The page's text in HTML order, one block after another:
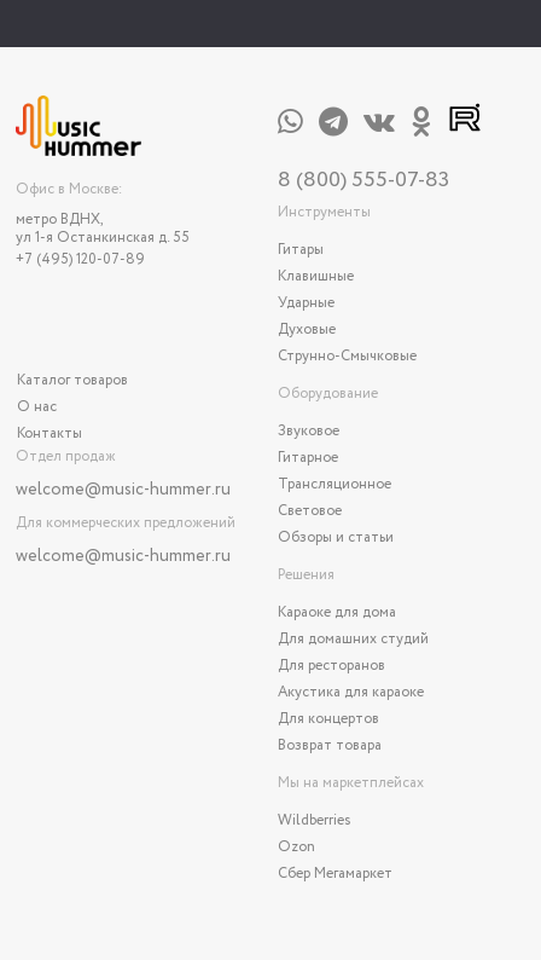
Офис в Москве:
метро ВДНХ,
ул 1-я Останкинская д. 55
+7 (495) 120-07-89
Каталог товаров
О нас
Контакты
Отдел продаж
welcome@music-hummer.ru
Для коммерческих предложений
welcome@music-hummer.ru
8 (800) 555-07-83
Инструменты
Гитары
Клавишные
Ударные
Духовые
Струнно-Смычковые
Оборудование
Звуковое
Гитарное
Трансляционное
Световое
Обзоры и статьи
Решения
Караоке для дома
Для домашних студий
Для ресторанов
Акустика для караоке
Для концертов
Возврат товара
Мы на маркетплейсах
Wildberries
Ozon
Сбер Мегамаркет